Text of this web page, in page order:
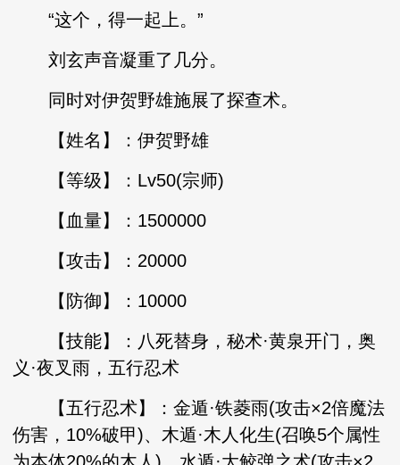
“这个，得一起上。”
刘玄声音凝重了几分。
同时对伊贺野雄施展了探查术。
【姓名】：伊贺野雄
【等级】：Lv50(宗师)
【血量】：1500000
【攻击】：20000
【防御】：10000
【技能】：八死替身，秘术·黄泉开门，奥
义·夜叉雨，五行忍术
【五行忍术】：金遁·铁菱雨(攻击×2倍魔法
伤害，10%破甲)、木遁·木人化生(召唤5个属性